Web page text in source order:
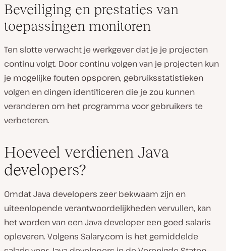
Beveiliging en prestaties van
toepassingen monitoren
Ten slotte verwacht je werkgever dat je je projecten
continu volgt. Door continu volgen van je projecten kun
je mogelijke fouten opsporen, gebruiksstatistieken
volgen en dingen identificeren die je zou kunnen
veranderen om het programma voor gebruikers te
verbeteren.
Hoeveel verdienen Java
developers?
Omdat Java developers zeer bekwaam zijn en
uiteenlopende verantwoordelijkheden vervullen, kan
het worden van een Java developer een goed salaris
opleveren. Volgens Salary.com is het gemiddelde